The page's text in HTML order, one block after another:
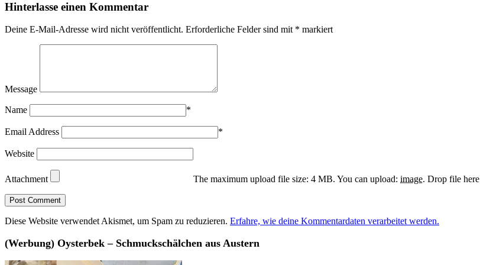
Hinterlasse einen Kommentar
Deine E-Mail-Adresse wird nicht veröffentlicht. Erforderliche Felder sind mit * markiert
Message
Name *
Email Address *
Website
Attachment The maximum upload file size: 4 MB. You can upload: image. Drop file here
Diese Website verwendet Akismet, um Spam zu reduzieren. Erfahre, wie deine Kommentardaten verarbeitet werden.
(Werbung) Oysterbek – Schmuckschälchen aus Austern